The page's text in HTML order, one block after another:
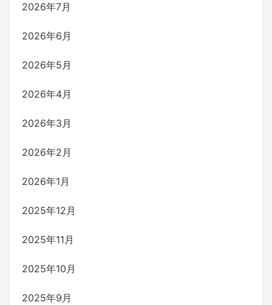
2026年7月
2026年6月
2026年5月
2026年4月
2026年3月
2026年2月
2026年1月
2025年12月
2025年11月
2025年10月
2025年9月